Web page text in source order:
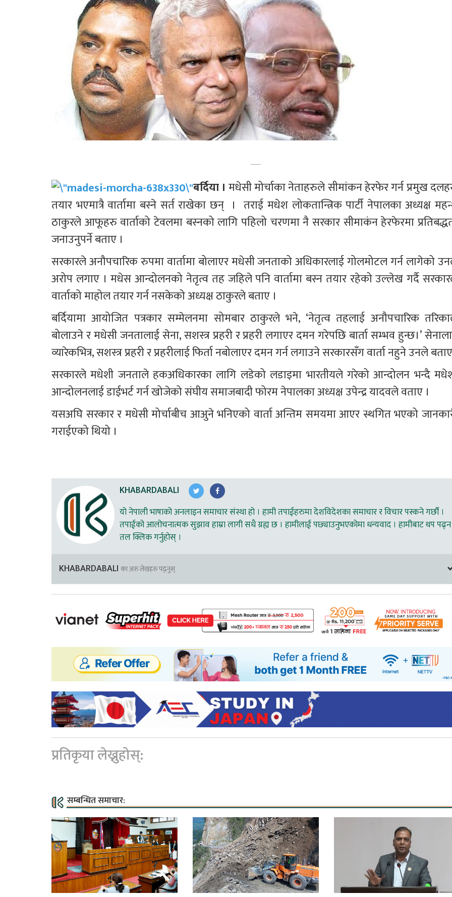
बर्दिया । मधेसी मोर्चाका नेताहरुले सीमांकन हेरफेर गर्न प्रमुख
तयार भएमात्रै वार्तामा बस्ने सर्त राखेका छन्  ।  तराई मधेश लोकतान्त्रिक पार्टी नेपालका अध्यक्ष
ठाकुरले आफूहरु वार्ताको टेवलमा बस्नको लागि पहिलो चरणमा नै सरकार सीमाकंन हेरफेरमा
जनाउनुपर्ने बताए ।
सरकारले अनौपचारिक रुपमा वार्तामा बोलाएर मधेसी जनताको अधिकारलाई गोलमोटल गर्न लागेको
अरोप लगाए । मधेस आन्दोलनको नेतृत्व तह जहिले पनि वार्तामा बस्न तयार रहेको उल्लेख गर्दै
वार्ताको माहोल तयार गर्न नसकेको अध्यक्ष ठाकुरले बताए ।
बर्दियामा आयोजित पत्रकार सम्मेलनमा सोमबार ठाकुरले भने, ‘नेतृत्व तहलाई अनौपचारिक
बोलाउने र मधेसी जनतालाई सेना, सशस्त्र प्रहरी र प्रहरी लगाएर दमन गरेपछि बार्ता सम्भव हुन्छ।’
व्यारेकभित्र, सशस्त्र प्रहरी र प्रहरीलाई फिर्ता नबोलाएर दमन गर्न लगाउने सरकारसँग वार्ता नहुने उनले
सरकारले मधेशी जनताले हकअधिकारका लागि लडेको लडाइमा भारतीयले गरेको आन्दोलन भन्दै
आन्दोलनलाई डाईभर्ट गर्न खोजेको संघीय समाजबादी फोरम नेपालका अध्यक्ष उपेन्द्र यादवले वताए ।
यसअघि सरकार र मधेसी मोर्चाबीच आअुने भनिएको वार्ता अन्तिम समयमा आएर स्थगित भएको
गराईएको थियो ।
KHABARDABALI
यो नेपाली भाषाको अनलाइन समाचार संस्था हो । हामी तपाईहरुमा देशविदेशका समाचार र विचार पस्कने गर्छौ ।
तपाईको आलोचनात्मक सुझाव हाम्रा लागी सधै ग्रह्य छ । हामीलाई पछ्याउनुभएकोमा धन्यवाद । हामीबाट थप पढ्न
तल क्लिक गर्नुहोस् ।
KHABARDABALI का अरु लेखहरु पढ्नुस्
प्रतिकृया लेख्नुहोस्:
सम्बन्धित समाचार: